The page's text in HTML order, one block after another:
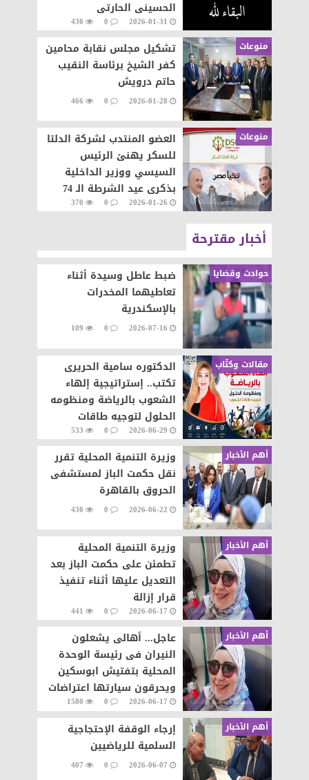
الحسينى الحارتى
2026-01-31
0
430
منوعات
تشكيل مجلس نقابة محامين
كفر الشيخ برئاسة النقيب
حاتم درويش
2026-01-28
0
466
منوعات
العضو المنتدب لشركة الدلتا
للسكر يهنئ الرئيس
السيسي ووزير الداخلية
بذكرى عيد الشرطة الـ 74
2026-01-26
0
370
أخبار مقترحة
حوادث وقضايا
ضبط عاطل وسيدة أثناء
تعاطيهما المخدرات
بالإسكندرية
2026-07-16
0
109
مقالات وكتّاب
الدكتوره سامية الحريرى
تكتب.. إستراتيجية إلهاء
الشعوب بالرياضة ومنظومه
الحلول لتوجيه طاقات
الشعوب نحو التطور والابداع
2026-06-29
0
533
أهم الأخبار
وزيرة التنمية المحلية تقرر
نقل حكمت الباز لمستشفى
الحروق بالقاهرة
2026-06-22
0
430
أهم الأخبار
وزيرة التنمية المحلية
تطمئن على حكمت الباز بعد
التعديل عليها أثناء تنفيذ
قرار إزالة
2026-06-17
0
441
أهم الأخبار
عاجل... أهالى يشعلون
النيران فى رئيسة الوحدة
المحلية بتفتيش ابوسكين
ويحرقون سيارتها اعتراضات
على تنفيذ قرار إزالة..
2026-06-17
0
1580
أهم الأخبار
إرجاء الوقفة الإحتجاجية
السلمية للرياضيين
2026-06-07
0
407